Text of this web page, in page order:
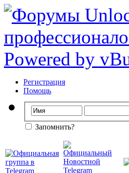
Регистрация
Помощь
Запомнить?